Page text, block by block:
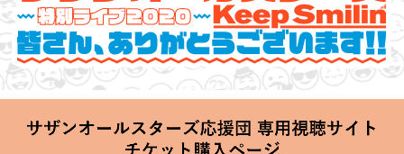
サザンオールスターズ 特別ライブ 2020
2020.06.25 Thu 20:00 Start at 横浜アリーナ